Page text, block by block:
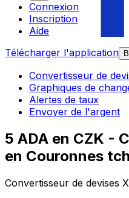
Connexion
Inscription
Aide
Télécharger l'application
Convertisseur de
Graphiques de
Alertes de taux
Envoyer de l'argent
5 ADA en CZK -
en Couronnes
Convertisseur de devises